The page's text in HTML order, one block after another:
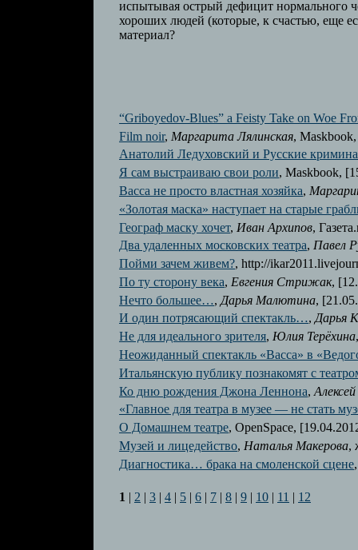
испытывая острый дефицит нормального
хороших людей (которые, к счастью, еще
материал?
“Griboyedov-Blues” a Feisty Take on Woe
Film noir, Маргарита Лялинская,
Анатолий Ледуховский и Русские
Я сам выстраиваю свои роли, Maskbook,
Васса не просто властная хозяйка,
«Золотая маска» наступает на старые
Географ маску хочет, Иван Архипов,
Два удаленных московских театра, Павел
Пойми зачем живем?, http://
По ту сторону века, Евгения Стрижак,
Нечто большее…, Дарья Малютина,
И один потрясающий спектакль…,Дарья
Не для идеального зрителя, Юлия Терёхина
Неожиданный спектакль «Васса» в
Итальянскую публику познакомят с
Ко дню рождения Джона Леннона,
«Главное для театра в музее — не стать
О Домашнем театре, OpenSpace,
Музей и лицедейство, Наталья Макерова,
Диагностика… брака на смоленской сцене
1 | 2 | 3 | 4 | 5 | 6 | 7 | 8 | 9 | 10 | 11 | 12